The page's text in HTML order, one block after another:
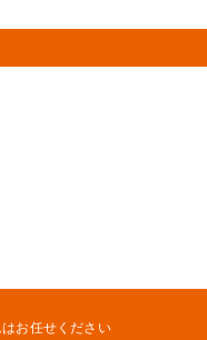
お任せください